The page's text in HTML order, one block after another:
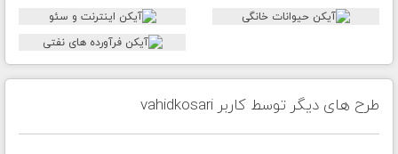
طرح های دیگر توسط کاربر vahidkosari